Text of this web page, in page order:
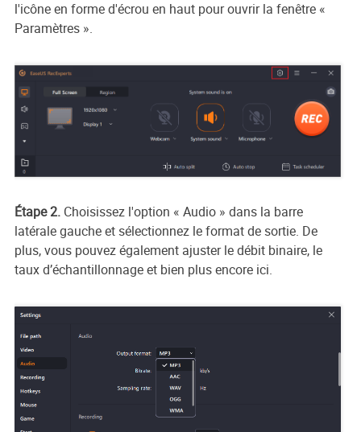
l'icône en forme d'écrou en haut pour ouvrir la fenêtre «
Paramètres ».
Étape 2.Choisissez l'option « Audio » dans la barre
latérale gauche et sélectionnez le format de sortie. De
plus, vous pouvez également ajuster le débit binaire, le
taux d’échantillonnage et bien plus encore ici.